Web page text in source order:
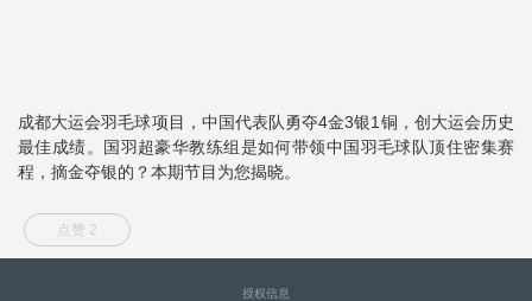
成都大运会羽毛球项目，中国代表队勇夺4金3银1铜，创大运会历史
最佳成绩。国羽超豪华教练组是如何带领中国羽毛球队顶住密集赛
程，摘金夺银的？本期节目为您揭晓。
点赞 2
授权信息